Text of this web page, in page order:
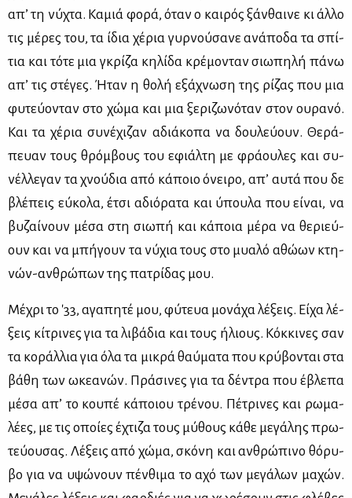
απ’ τη νύ­χτα. Κα­μιά φο­ρά, όταν ο και­ρός ξάν­θαι­νε κι άλ­λο
τις μέ­ρες του, τα ίδια χέ­ρια γυρ­νού­σα­νε ανά­πο­δα τα σπί­
τια και τό­τε μια γκρί­ζα κη­λί­δα κρέ­μο­νταν σιω­πη­λή πά­νω
απ’ τις στέ­γες. Ήταν η θο­λή εξά­χνω­ση της ρί­ζας που μια
φυ­τεύ­ο­νταν στο χώ­μα και μια ξε­ρι­ζω­νό­ταν στον ου­ρα­νό.
Και τα χέ­ρια συ­νέ­χι­ζαν αδιά­κο­πα να δου­λεύ­ουν. Θε­ρά­
πευαν τους θρόμ­βους του εφιάλ­τη με φρά­ου­λες και συ­
νέλ­λε­γαν τα χνού­δια από κά­ποιο όνει­ρο, απ’ αυ­τά που δε
βλέ­πεις εύ­κο­λα, έτσι αδιό­ρα­τα και ύπου­λα που εί­ναι, να
βυ­ζαί­νουν μέ­σα στη σιω­πή και κά­ποια μέ­ρα να θε­ριεύ­
ουν και να μπή­γουν τα νύ­χια τους στο μυα­λό αθώ­ων κτη­
νών-αν­θρώ­πων της πα­τρί­δας μου.
Μέ­χρι το '33, αγα­πη­τέ μου, φύ­τευα μο­νά­χα λέ­ξεις. Εί­χα λέ­
ξεις κί­τρι­νες για τα λι­βά­δια και τους ήλιους. Κόκ­κι­νες σαν
τα κο­ράλ­λια για όλα τα μι­κρά θαύ­μα­τα που κρύ­βο­νται στα
βά­θη των ωκε­α­νών. Πρά­σι­νες για τα δέ­ντρα που έβλε­πα
μέ­σα απ’ το κου­πέ κά­ποιου τρέ­νου. Πέ­τρι­νες και ρω­μα­
λέ­ες, με τις οποί­ες έχτι­ζα τους μύ­θους κά­θε με­γά­λης πρω­
τεύ­ου­σας. Λέ­ξεις από χώ­μα, σκό­νη και αν­θρώ­πι­νο θό­ρυ­
βο για να υψώ­νουν πέν­θι­μα το αχό των με­γά­λων μα­χών.